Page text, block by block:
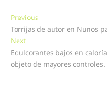
Navegación
de
entradas
Previous
post:
Torrijas de autor en Nunos
NextNext
post:
Edulcorantes bajos en
objeto de mayores controles.